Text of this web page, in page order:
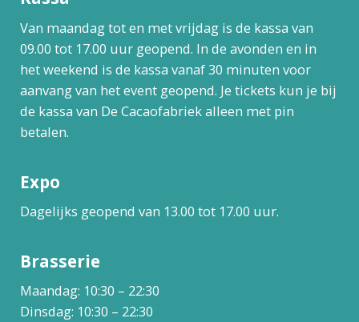
Van maandag tot en met vrijdag is de kassa van
09.00 tot 17.00 uur geopend. In de avonden en in
het weekend is de kassa vanaf 30 minuten voor
aanvang van het event geopend. Je tickets kun je bij
de kassa van De Cacaofabriek alleen met pin
betalen.
Expo
Dagelijks geopend van 13.00 tot 17.00 uur.
Brasserie
Maandag: 10:30 – 22:30
Dinsdag: 10:30 – 22:30